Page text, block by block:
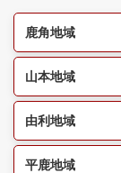
鹿角地域
山本地域
由利地域
平鹿地域